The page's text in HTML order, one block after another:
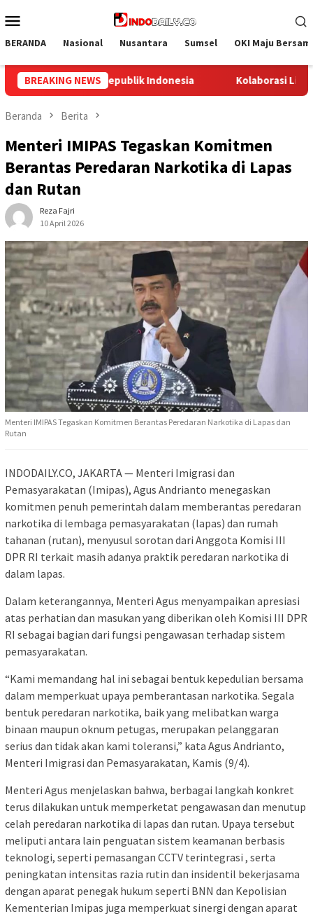
ke
Mobile
BERANDA Nasional Nusantara Sumsel OKI Maju
BREAKING NEWS
Lintas Sektoral di Lapas Muara Enim: Sukseskan
Beranda Berita
Menteri IMIPAS Tegaskan Komitmen
Berantas Peredaran Narkotika di Lapas
dan Rutan
Reza Fajri
10 April 2026
Menteri IMIPAS Tegaskan Komitmen Berantas Peredaran Narkotika di Lapas dan
Rutan
INDODAILY.CO, JAKARTA — Menteri Imigrasi dan
Pemasyarakatan (Imipas), Agus Andrianto menegaskan
komitmen penuh pemerintah dalam memberantas peredaran
narkotika di lembaga pemasyarakatan (lapas) dan rumah
tahanan (rutan), menyusul sorotan dari Anggota Komisi III
DPR RI terkait masih adanya praktik peredaran narkotika di
dalam lapas.
Dalam keterangannya, Menteri Agus menyampaikan apresiasi
atas perhatian dan masukan yang diberikan oleh Komisi III DPR
RI sebagai bagian dari fungsi pengawasan terhadap sistem
pemasyarakatan.
“Kami memandang hal ini sebagai bentuk kepedulian bersama
dalam memperkuat upaya pemberantasan narkotika. Segala
bentuk peredaran narkotika, baik yang melibatkan warga
binaan maupun oknum petugas, merupakan pelanggaran
serius dan tidak akan kami toleransi,” kata Agus Andrianto,
Menteri Imigrasi dan Pemasyarakatan, Kamis (9/4).
Menteri Agus menjelaskan bahwa, berbagai langkah konkret
terus dilakukan untuk memperketat pengawasan dan menutup
celah peredaran narkotika di lapas dan rutan. Upaya tersebut
meliputi antara lain penguatan sistem keamanan berbasis
teknologi, seperti pemasangan CCTV terintegrasi , serta
peningkatan intensitas razia rutin dan insidentil bekerjasama
dengan aparat penegak hukum seperti BNN dan Kepolisian
Kementerian Imipas juga memperkuat sinergi dengan aparat